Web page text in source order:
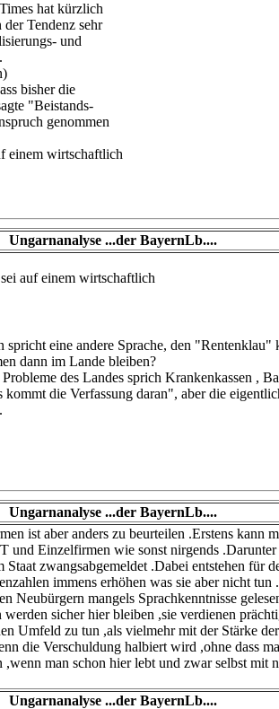
hat kürzlich
Tendenz sehr
und
bisher die
"Beistands-
genommen
einem wirtschaftlich
Ungarnanalyse ...der BayernLb....
auf einem wirtschaftlich
eine andere Sprache, den
dann im Lande bleiben?
des Landes sprich Krankenkassen ,
kommt die Verfassung daran", aber die
Ungarnanalyse ...der BayernLb....
ist aber anders zu beurteilen .Erstens
und Einzelfirmen wie sonst nirgends
zwangsabgemeldet .Dabei entstehen
immens erhöhen was sie aber nicht
Neubürgern mangels Sprachkenntnisse
sicher hier bleiben ,sie verdienen
Umfeld zu tun ,als vielmehr mit der Stärke
die Verschuldung halbiert wird ,ohne dass
man schon hier lebt und zwar selbst mit
Ungarnanalyse ...der BayernLb....